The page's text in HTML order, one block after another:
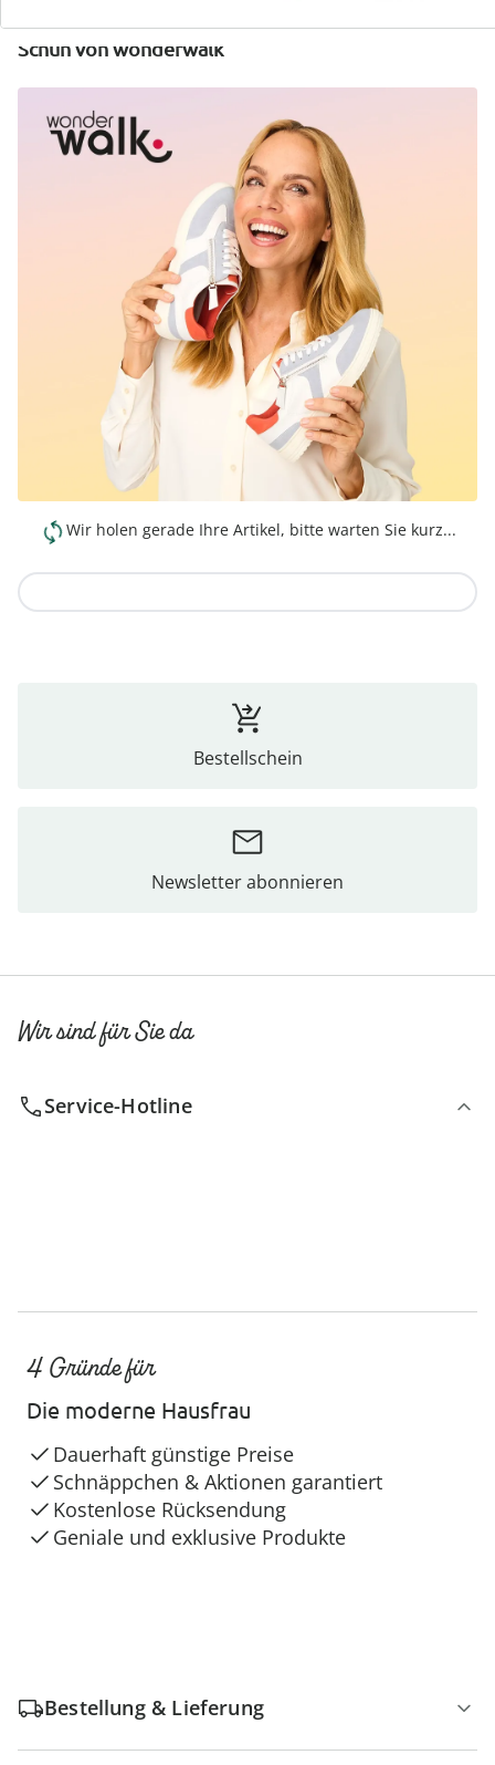
Entdecken Sie zu jedem Outfit den passenden
Schuh von wonderwalk
Wir holen gerade Ihre Artikel, bitte warten Sie kurz...
Bestellschein
Newsletter abonnieren
Wir sind für Sie da
Service-Hotline
4 Gründe für
Die moderne Hausfrau
Dauerhaft günstige Preise
Schnäppchen & Aktionen garantiert
Kostenlose Rücksendung
Geniale und exklusive Produkte
Bestellung & Lieferung